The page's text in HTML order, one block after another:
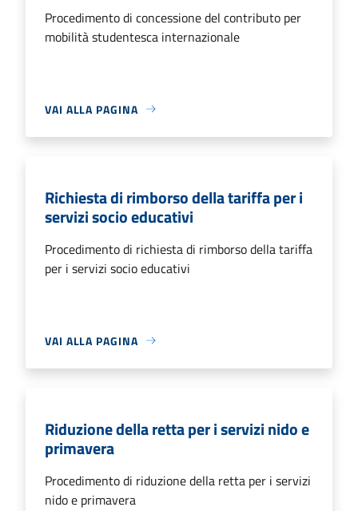
Procedimento di concessione del contributo per
mobilità studentesca internazionale
VAI ALLA PAGINA
Richiesta di rimborso della tariffa per i
servizi socio educativi
Procedimento di richiesta di rimborso della tariffa
per i servizi socio educativi
VAI ALLA PAGINA
Riduzione della retta per i servizi nido e
primavera
Procedimento di riduzione della retta per i servizi
nido e primavera